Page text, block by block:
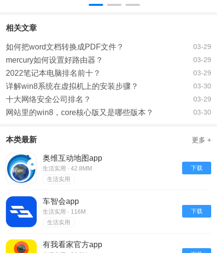
相关文章
如何把word文档转换成PDF文件？ 03-29
mercury如何设置好路由器？ 03-29
2022笔记本电脑排名前十？ 03-29
详解win8系统在虚拟机上的安装步骤？ 03-30
十大网络安全公司排名？ 03-29
网站里的win8，core核心版又是哪些版本？ 03-30
本类最新 更多 +
奥维互动地图app
生活实用 · 42.8MM
生活实用
下载
车智会app
生活实用 · 116M
生活实用
下载
有我看家官方app